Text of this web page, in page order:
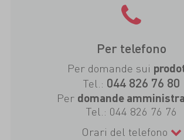
Per telefono
Per domande sui
Tel.: 044 826 76 80
Per domande
Tel.: 044 826 76 76
Orari del telefono